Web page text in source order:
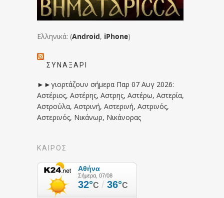
Ελληνικά: (Android, iPhone)
ΣΥΝΑΞΆΡΙ
►►γιορτάζουν σήμερα Παρ 07 Αυγ 2026:
Αστέριος, Αστέρης, Αστρης, Αστέρω, Αστερία,
Αστρούλα, Αστρινή, Αστερινή, Αστρινός,
Αστερινός, Νικάνωρ, Νικάνορας
ΚΑΙΡΟΣ